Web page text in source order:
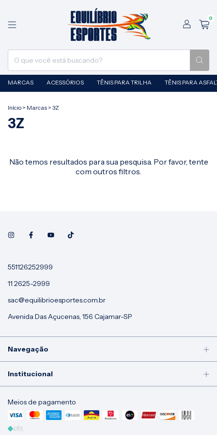
0
MARCAS ACESSÓRIOS TÊNIS PARA TRILHA TÊNIS PARA
Início > Marcas > 3Z
3Z
Não temos resultados para sua pesquisa. Por favor, tente
com outros filtros.
551126252999
11 2625-2999
sac@equilibrioesportes.com.br
Avenida Das Açucenas, 156 Cajamar-SP
Navegação
Institucional
Meios de pagamento